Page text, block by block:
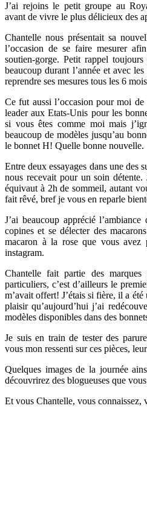
J’ai rejoins le petit groupe au
avant de vivre le plus délicieux des
Chantelle nous présentait sa
l’occasion de se faire mesurer
soutien-gorge. Petit rappel
beaucoup durant l’année et avec
reprendre ses mesures tous les 6
Ce fut aussi l’occasion pour moi
leader aux Etats-Unis pour les
si vous êtes comme moi mais
beaucoup de modèles jusqu’au
le bonnet H! Quelle bonne nouvelle.
Entre deux essayages dans une des
nous recevait pour un soin
équivaut à 2h de sommeil, autant
fait rêvé, bref je vous en reparle
J’ai beaucoup apprécié
copines et se délecter des
macaron à la rose que vous avez
instagram.
Chantelle fait partie des
particuliers, c’est d’ailleurs le
m’avait offert! J’étais si fière, il a été
plaisir qu’aujourd’hui j’ai
modèles disponibles dans des
Je suis en train de tester des
vous mon ressenti sur ces pièces,
Quelques images de la journée
découvrirez des blogueuses que
Et vous Chantelle, vous connaissez,